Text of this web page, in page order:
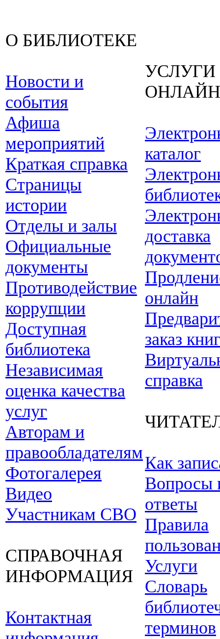
О БИБЛИОТЕКЕ
Новости и
события
Афиша
мероприятий
Краткая справка
Страницы
истории
Отделы и залы
Официальные
документы
Противодействие
коррупции
Доступная
библиотека
Независимая
оценка качества
услуг
Авторам и
правообладателям
Фотогалерея
Видео
Участникам СВО
СПРАВОЧНАЯ
ИНФОРМАЦИЯ
Контактная
УСЛУГИ
ОНЛАЙН
каталог
доставка
онлайн
заказ
справка
Как
Вопросы
ответы
Правила
Услуги
Словарь
терминов